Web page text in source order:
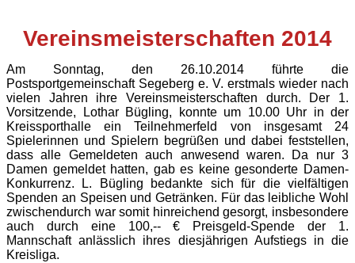
Vereinsmeisterschaften 2014
Am Sonntag, den 26.10.2014 führte die
Postsportgemeinschaft Segeberg e. V. erstmals wieder nach
vielen Jahren ihre Vereinsmeisterschaften durch. Der 1.
Vorsitzende, Lothar Bügling, konnte um 10.00 Uhr in der
Kreissporthalle ein Teilnehmerfeld von insgesamt 24
Spielerinnen und Spielern begrüßen und dabei feststellen,
dass alle Gemeldeten auch anwesend waren. Da nur 3
Damen gemeldet hatten, gab es keine gesonderte Damen-
Konkurrenz. L. Bügling bedankte sich für die vielfältigen
Spenden an Speisen und Getränken. Für das leibliche Wohl
zwischendurch war somit hinreichend gesorgt, insbesondere
auch durch eine 100,-- € Preisgeld-Spende der 1.
Mannschaft anlässlich ihres diesjährigen Aufstiegs in die
Kreisliga.